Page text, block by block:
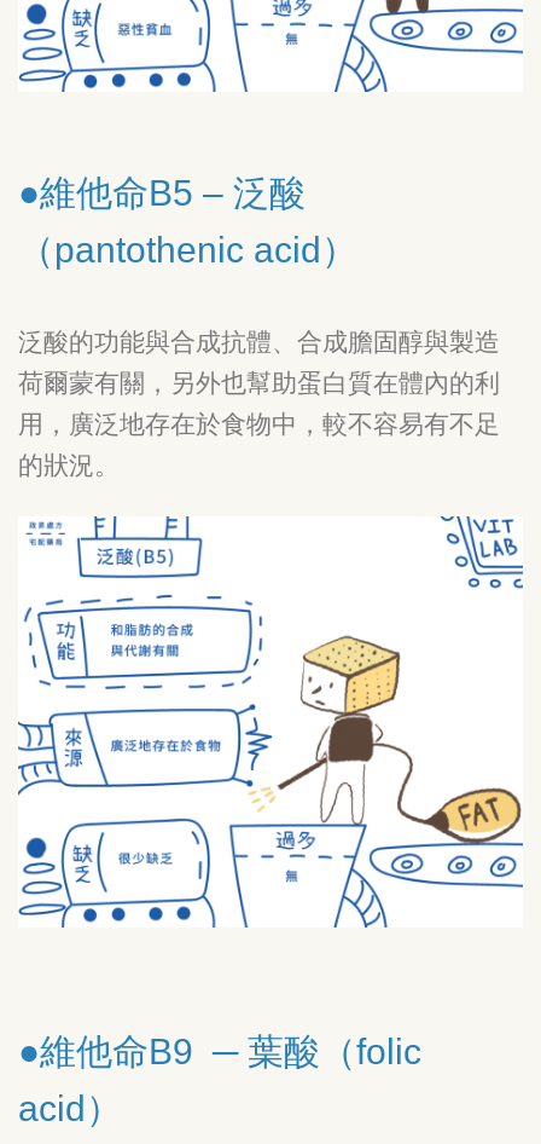
●維他命B5 – 泛酸
（pantothenic acid）
泛酸的功能與合成抗體、合成膽固醇與製造
荷爾蒙有關，另外也幫助蛋白質在體內的利
用，廣泛地存在於食物中，較不容易有不足
的狀況。
●維他命B9 ─ 葉酸（folic
acid）